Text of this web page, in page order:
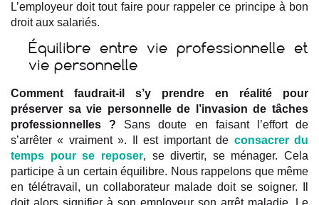
L’employeur doit tout faire pour rappeler ce principe à bon
droit aux salariés.
Équilibre entre vie professionnelle et
vie personnelle
Comment faudrait-il s’y prendre en réalité pour
préserver sa vie personnelle de l’invasion de tâches
professionnelles ? Sans doute en faisant l’effort de
s’arrêter « vraiment ». Il est important de consacrer du
temps pour se reposer, se divertir, se ménager. Cela
participe à un certain équilibre. Nous rappelons que même
en télétravail, un collaborateur malade doit se soigner. Il